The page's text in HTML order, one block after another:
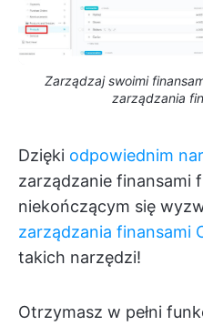
Zarządzaj swoimi
zarządzania
Dzięki odpowiednim
zarządzanie finansami
niekończącym się
zarządzania finansami
takich narzędzi!
Otrzymasz w pełni